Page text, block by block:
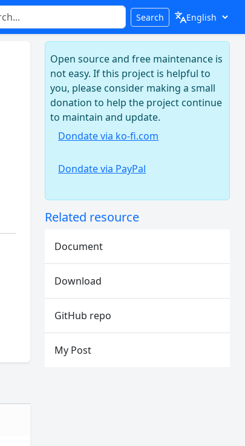
Search
Open source and free maintenance is
not easy. If this project is helpful to
you, please consider making a small
donation to help the project continue
to maintain and update.
Dondate via ko-fi.com
Dondate via PayPal
Related resource
Document
Download
GitHub repo
My Post